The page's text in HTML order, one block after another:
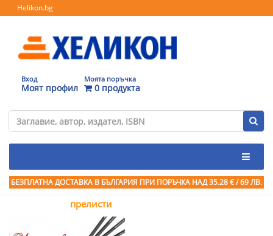
Helikon.bg
Вход
Моят профил
Моята поръчка
0 продукта
БЕЗПЛАТНА ДОСТАВКА В БЪЛГАРИЯ ПРИ ПОРЪЧКА НАД 35.28 € / 69 ЛВ.
прелисти